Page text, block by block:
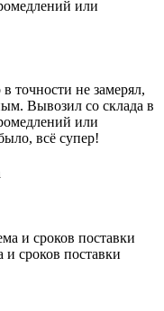
или
точности не замерял,
Вывозил со склада в
или
всё супер!
сроков поставки